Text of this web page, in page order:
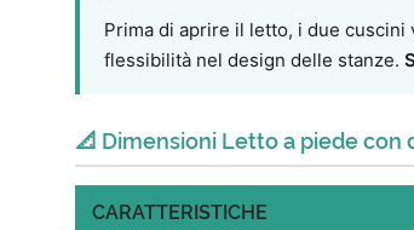
Prima di aprire il letto, i due
flessibilità nel design delle stanze.
📐 Dimensioni Letto a piede con
CARATTERISTICHE